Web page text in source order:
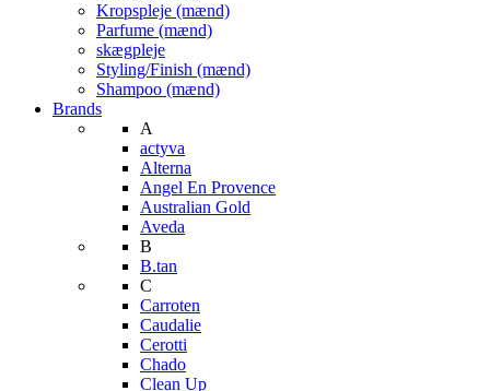
Kropspleje (mænd)
Parfume (mænd)
skægpleje
Styling/Finish (mænd)
Shampoo (mænd)
Brands
A
actyva
Alterna
Angel En Provence
Australian Gold
Aveda
B
B.tan
C
Carroten
Caudalie
Cerotti
Chado
Clean Up